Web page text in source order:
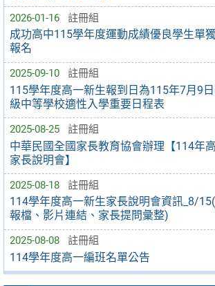
2026-01-16 註冊組
成功高中115學年度運動成績優良學生單
報名
2025-09-10 註冊組
115學年度高一新生報到日為115年7月9
級中等學校適性入學重要日程表
2025-08-25 註冊組
中華民國全國家長教育協會辦理【114年
家長說明會】
2025-08-18 註冊組
114學年度高一新生家長說明會資訊_8/
報檔、影片連結、家長提問彙整)
2025-08-08 註冊組
114學年度高一編班名單公告